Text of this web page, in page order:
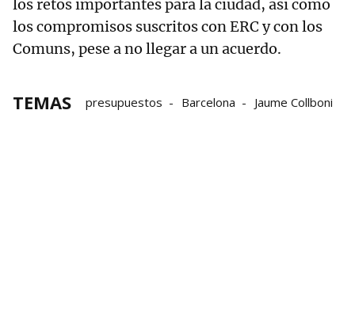
los retos importantes para la ciudad, así como
los compromisos suscritos con ERC y con los
Comuns, pese a no llegar a un acuerdo.
TEMAS presupuestos Barcelona Jaume Collboni